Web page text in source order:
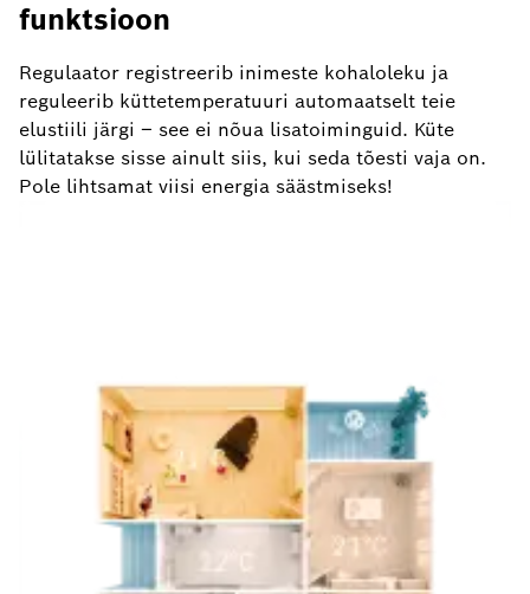
funktsioon
Regulaator registreerib inimeste kohaloleku ja
reguleerib küttetemperatuuri automaatselt teie
elustiili järgi – see ei nõua lisatoiminguid. Küte
lülitatakse sisse ainult siis, kui seda tõesti vaja on.
Pole lihtsamat viisi energia säästmiseks!